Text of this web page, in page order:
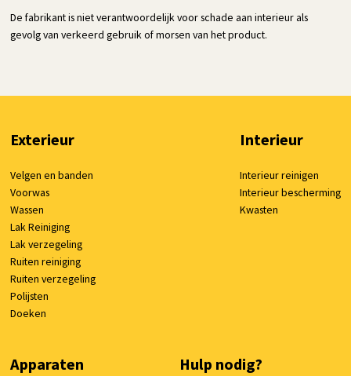
De fabrikant is niet verantwoordelijk voor schade aan interieur als
gevolg van verkeerd gebruik of morsen van het product.
Exterieur
Velgen en banden
Voorwas
Wassen
Lak Reiniging
Lak verzegeling
Ruiten reiniging
Ruiten verzegeling
Polijsten
Doeken
Interieur
Interieur reinigen
Interieur bescherming
Kwasten
Apparaten Hulp nodig?